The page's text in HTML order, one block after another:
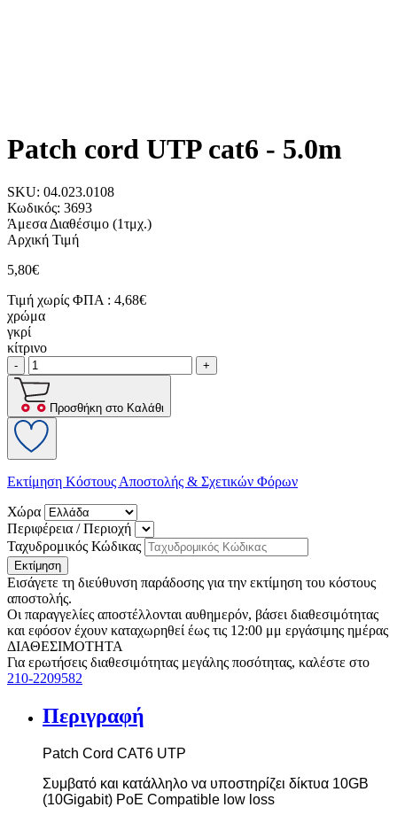
Patch cord UTP cat6 - 5.0m
SKU: 04.023.0108
Κωδικός: 3693
Άμεσα Διαθέσιμο (1τμχ.)
Αρχική Τιμή
5,80€
Τιμή χωρίς ΦΠΑ : 4,68€
χρώμα
γκρί
κίτρινο
- +
Προσθήκη στο Καλάθι
Εκτίμηση Κόστους Αποστολής & Σχετικών Φόρων
Χώρα
Περιφέρεια / Περιοχή
Ταχυδρομικός Κώδικας
Εκτίμηση
Εισάγετε τη διεύθυνση παράδοσης για την εκτίμηση του κόστους
αποστολής.
Οι παραγγελίες αποστέλλονται αυθημερόν, βάσει διαθεσιμότητας
και εφόσον έχουν καταχωρηθεί έως τις 12:00 μμ εργάσιμης ημέρας
ΔΙΑΘΕΣΙΜΟΤΗΤΑ
Για ερωτήσεις διαθεσιμότητας μεγάλης ποσότητας, καλέστε στο
210-2209582
Περιγραφή
Patch Cord CAT6 UTP
Συμβατό και κατάλληλο να υποστηρίζει δίκτυα 10GΒ
(10Gigabit) PoE Compatible low loss